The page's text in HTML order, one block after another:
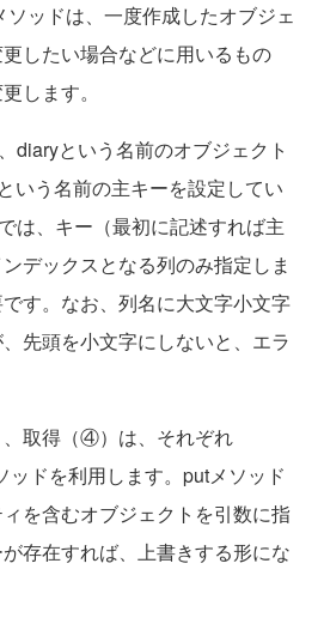
ッドは、一度作成したオブジェ
したい場合などに用いるもの
します。
diaryという名前のオブジェクト
いう名前の主キーを設定してい
は、キー（最初に記述すれば主
デックスとなる列のみ指定しま
す。なお、列名に大文字小文字
先頭を小文字にしないと、エラ
取得（④）は、それぞれ
ッドを利用します。putメソッド
を含むオブジェクトを引数に指
存在すれば、上書きする形にな